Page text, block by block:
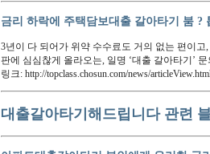
금리 하락에 주택담보대출 갈아타기 붐 ?
3년이 다 되어가 위약 수수료도 거의 없는 편이
판에 심심찮게 올라오는, 일명 ‘대출 갈아타기’
링크: http://topclass.chosun.com/news/
대출갈아타기해드립니다 관련